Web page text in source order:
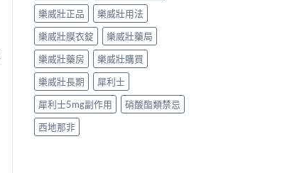
樂威壯正品
樂威壯用法
樂威壯膜衣錠
樂威壯藥局
樂威壯藥房
樂威壯購買
樂威壯長期
犀利士
犀利士5mg副作用
硝酸酯類禁忌
西地那非